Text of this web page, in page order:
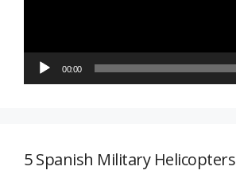
00:00
5 Spanish Military Helicopters